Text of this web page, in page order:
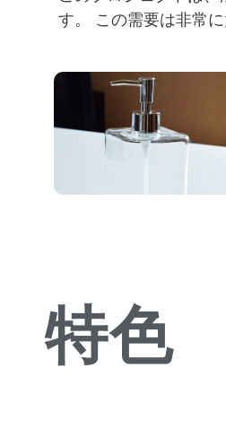
す。 この需要は非常
特色